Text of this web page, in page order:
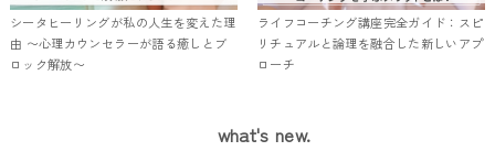
シータヒーリングが私の人生を変えた理
由 〜心理カウンセラーが語る癒しとブ
ロック解放〜
ライフコーチング講座完全ガイド：スピ
リチュアルと論理を融合した新しいアプ
ローチ
what's new.